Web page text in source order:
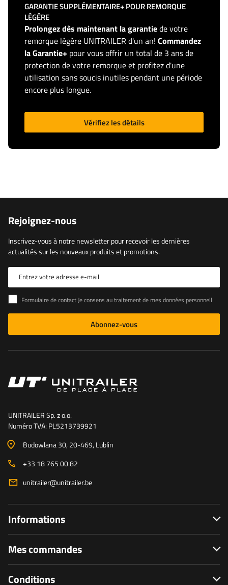
GARANTIE SUPPLÉMENTAIRE+ POUR REMORQUE
LÉGÈRE
Prolongez dès maintenant la garantiede votre
remorque légère UNITRAILER d'un an! Commandez
la Garantie+ pour vous offrir un total de 3 ans de
protection de votre remorque et profitez d'une
utilisation sans soucis inutiles pendant une période
encore plus longue.
Vérifiez les détails
Rejoignez-nous
Inscrivez-vous à notre newsletter pour recevoir les dernières
actualités sur les nouveaux produits et promotions.
Entrez votre adresse e-mail
Formulaire de contact Je consens au traitement de mes données personnelles contenues dans le formulaire de contact conformément au règlement du Parlement européen et du Conseil (UE)
Abonnez-vous
UNITRAILER Sp. z o.o.
Numéro TVA: PL5213739921
Budowlana 30, 20-469, Lublin
+33 18 765 00 82
unitrailer@unitrailer.be
Informations
Mes commandes
Conditions